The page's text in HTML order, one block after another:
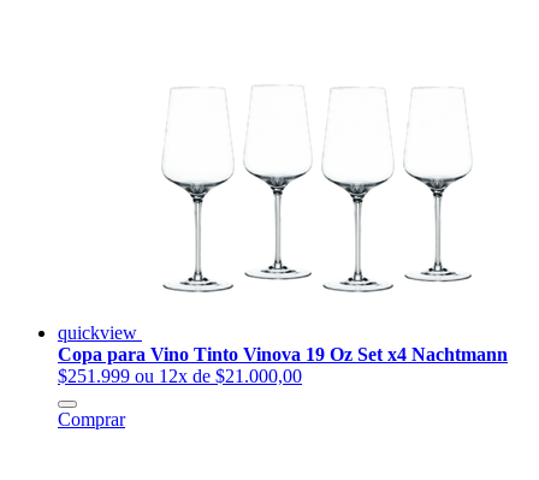
quickview
Copa para Vino Tinto Vinova 19 Oz Set x4 Nachtmann
$251.999 ou 12x de $21.000,00
Comprar